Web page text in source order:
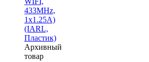
433MHz,
1х1.25A)
(IARL,
Пластик)
Архивный
товар